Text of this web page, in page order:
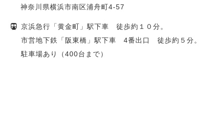
神奈川県横浜市南区浦舟町4-57
京浜急行「黄金町」駅下車 徒歩約１０分。
市営地下鉄「阪東橋」駅下車 4番出口 徒歩約５分。
駐車場あり（400台まで）